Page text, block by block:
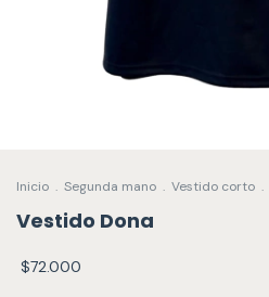
Inicio . Segunda mano . Vestido corto .
Vestido Dona
$72.000